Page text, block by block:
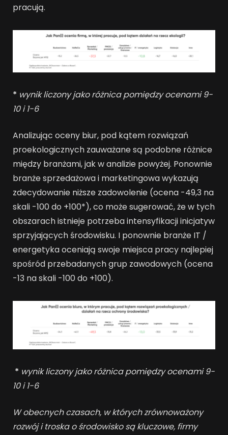
pracują.
* wynik liczony jako różnica pomiędzy ocenami 9-
10 i 1-6
Analizując oceny biur, pod kątem rozwiązań
proekologicznych zauważane są podobne różnice
między branżami, jak w analizie powyżej. Ponownie
branże sprzedażowa i marketingowa wykazują
zdecydowanie niższe zadowolenie (ocena -49,3 na
skali -100 do +100*), co może sugerować, że w tych
obszarach istnieje potrzeba intensyfikacji inicjatyw
sprzyjających środowisku. I ponownie branże IT /
energetyka oceniają swoje miejsca pracy najlepiej
spośród przebadanych grup zawodowych (ocena
-13 na skali -100 do +100).
* wynik liczony jako różnica pomiędzy ocenami 9-
10 i 1-6
W obecnych czasach, w których zrównoważony
rozwój i troska o środowisko są kluczowe, firmy